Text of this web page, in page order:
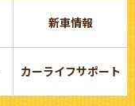
新車情報
カーライフサポート